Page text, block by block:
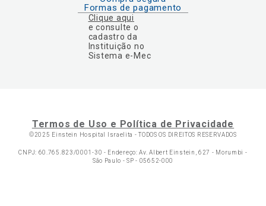
Formas de pagamento
Clique aqui
e consulte o
cadastro da
Instituição no
Sistema e-Mec
Termos de Uso e Política de Privacidade
©2025 Einstein Hospital Israelita -TODOS OS DIREITOS RESERVADOS
CNPJ: 60.765.823/0001-30 - Endereço: Av. Albert Einstein, 627 - Morumbi -
São Paulo - SP - 05652-000